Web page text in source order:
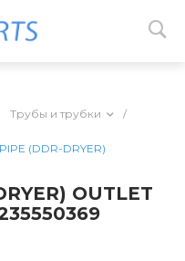
Трубы и трубки
/
(DDR-DRYER)
OUTLET